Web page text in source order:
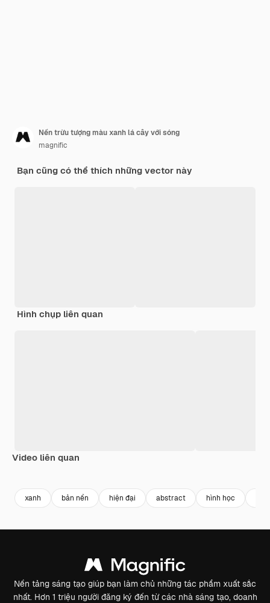
Nền trừu tượng màu xanh lá cây với sóng
magnific
Bạn cũng có thể thích những vector này
Hình chụp liên quan
Video liên quan
xanh bản nền hiện đại abstract hình học
Nền tảng sáng tạo giúp bạn làm chủ những tác phẩm xuất sắc
nhất. Hơn 1 triệu người đăng ký đến từ các nhà sáng tạo, doanh